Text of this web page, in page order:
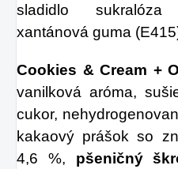
sladidlo sukralóza
xantánová guma
Cookies & Cream +
vanilková aróma,
cukor,
kakaový prášok so
4,6 %, pšeničný